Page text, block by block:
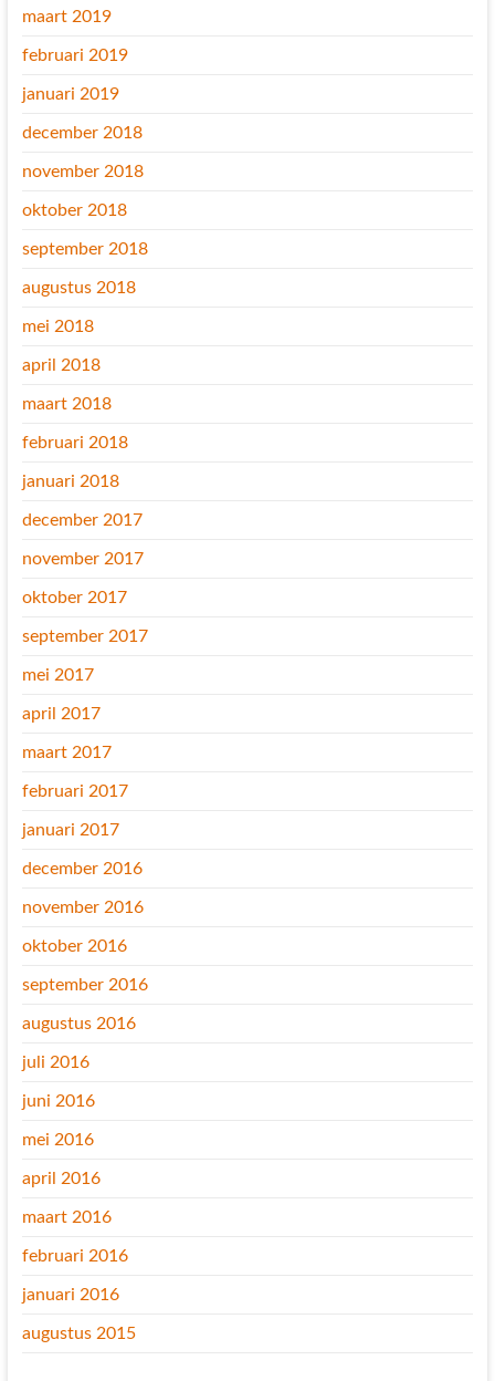
maart 2019
februari 2019
januari 2019
december 2018
november 2018
oktober 2018
september 2018
augustus 2018
mei 2018
april 2018
maart 2018
februari 2018
januari 2018
december 2017
november 2017
oktober 2017
september 2017
mei 2017
april 2017
maart 2017
februari 2017
januari 2017
december 2016
november 2016
oktober 2016
september 2016
augustus 2016
juli 2016
juni 2016
mei 2016
april 2016
maart 2016
februari 2016
januari 2016
augustus 2015